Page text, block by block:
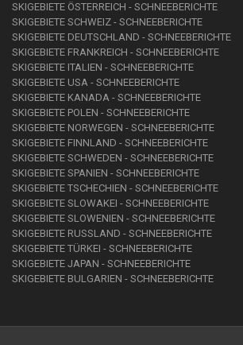
SKIGEBIETE ÖSTERREICH - SCHNEEBERICHTE
SKIGEBIETE SCHWEIZ - SCHNEEBERICHTE
SKIGEBIETE DEUTSCHLAND - SCHNEEBERICHTE
SKIGEBIETE FRANKREICH - SCHNEEBERICHTE
SKIGEBIETE ITALIEN - SCHNEEBERICHTE
SKIGEBIETE USA - SCHNEEBERICHTE
SKIGEBIETE KANADA - SCHNEEBERICHTE
SKIGEBIETE POLEN - SCHNEEBERICHTE
SKIGEBIETE NORWEGEN - SCHNEEBERICHTE
SKIGEBIETE FINNLAND - SCHNEEBERICHTE
SKIGEBIETE SCHWEDEN - SCHNEEBERICHTE
SKIGEBIETE SPANIEN - SCHNEEBERICHTE
SKIGEBIETE TSCHECHIEN - SCHNEEBERICHTE
SKIGEBIETE SLOWAKEI - SCHNEEBERICHTE
SKIGEBIETE SLOWENIEN - SCHNEEBERICHTE
SKIGEBIETE RUSSLAND - SCHNEEBERICHTE
SKIGEBIETE TÜRKEI - SCHNEEBERICHTE
SKIGEBIETE JAPAN - SCHNEEBERICHTE
SKIGEBIETE BULGARIEN - SCHNEEBERICHTE